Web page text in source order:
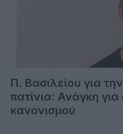
Π. Βασιλείου για
πατίνια: Ανάγκη
κανονισμού